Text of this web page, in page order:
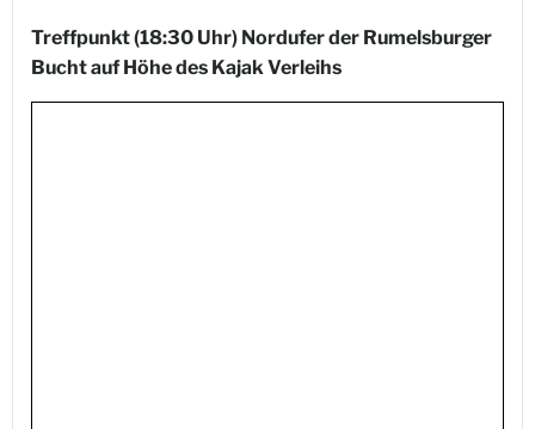
Treffpunkt (18:30 Uhr) Nordufer der Rumelsburger
Bucht auf Höhe des Kajak Verleihs